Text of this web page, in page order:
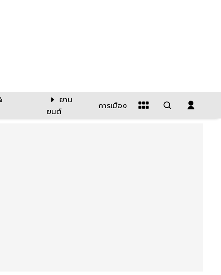
ยาน
ยนต์
การเมือง